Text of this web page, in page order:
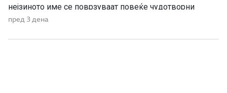
нејзиното име се поврзуваат повеќе чудотворни
икони и лековити извори, познати како „петочни води“.
светителки со името Параскева – Петка, поради што
пред 3 дена